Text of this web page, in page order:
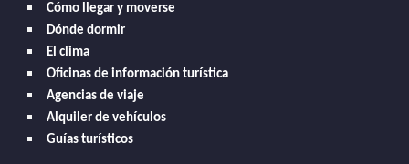
Cómo llegar y moverse
Dónde dormir
El clima
Oficinas de información turística
Agencias de viaje
Alquiler de vehículos
Guías turísticos